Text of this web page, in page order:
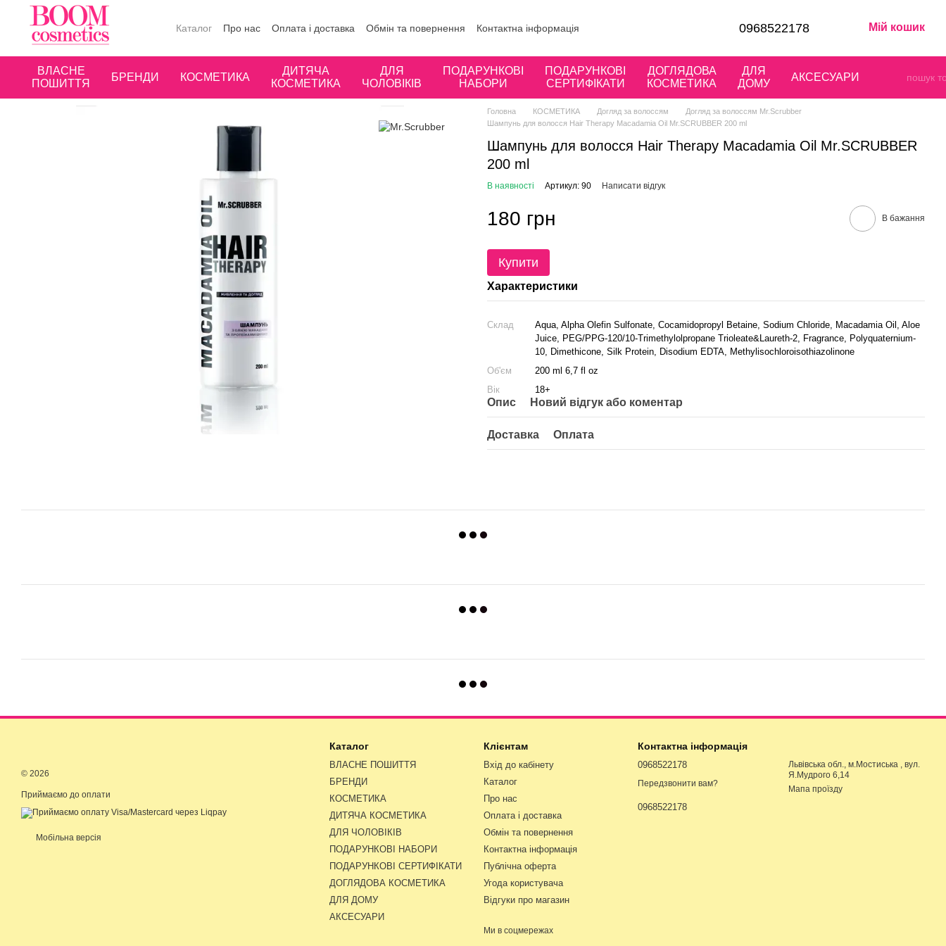
Перейти до основного контенту
Каталог
Про нас Оплата і доставка Обмін та повернення
Контактна інформація
0968522178 Мій кошик
ВЛАСНЕ
ПОШИТТЯ
БРЕНДИ КОСМЕТИКА
ДИТЯЧА
КОСМЕТИКА
ДЛЯ
ЧОЛОВІКІВ
ПОДАРУНКОВІ
НАБОРИ
ПОДАРУНКОВІ
СЕРТИФІКАТИ
ДОГЛЯДОВА
КОСМЕТИКА
ДЛЯ
ДОМУ
АКСЕСУАРИ
Головна КОСМЕТИКА Догляд за волоссям
Догляд за волоссям Mr.Scrubber
Шампунь для волосся Hair Therapy Macadamia Oil Mr.SCRUBBER 200 ml
Шампунь для волосся Hair Therapy Macadamia Oil Mr.SCRUBBER
200 ml
В наявності Артикул: 90 Написати відгук
180 грн В бажання
Купити
Характеристики
Склад
Aqua, Alpha Olefin Sulfonate, Cocamidopropyl Betaine, Sodium Chloride, Macadamia Oil, Aloe
Juice, PEG/PPG-120/10-Trimethylolpropane Trioleate&Laureth-2, Fragrance, Polyquaternium-
10, Dimethicone, Silk Protein, Disodium EDTA, Methylisochloroisothiazolinone
Об'єм
200 ml 6,7 fl oz
Вік
18+
Опис Новий відгук або коментар
Доставка Оплата
© 2026
Приймаємо до оплати
Мобільна версія
Каталог
ВЛАСНЕ ПОШИТТЯ
БРЕНДИ
КОСМЕТИКА
ДИТЯЧА КОСМЕТИКА
ДЛЯ ЧОЛОВІКІВ
ПОДАРУНКОВІ НАБОРИ
ПОДАРУНКОВІ СЕРТИФІКАТИ
ДОГЛЯДОВА КОСМЕТИКА
ДЛЯ ДОМУ
АКСЕСУАРИ
Клієнтам
Вхід до кабінету
Каталог
Про нас
Оплата і доставка
Обмін та повернення
Контактна інформація
Публічна оферта
Угода користувача
Відгуки про магазин
Ми в соцмережах
Контактна інформація
0968522178
Передзвонити вам?
0968522178
Львівська обл., м.Мостиська , вул.
Я.Мудрого 6,14
Мапа проїзду